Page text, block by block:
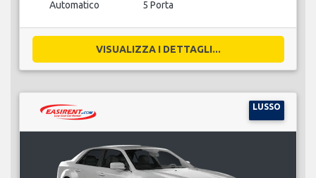
Automatico 5 Porta
VISUALIZZA I DETTAGLI...
LUSSO